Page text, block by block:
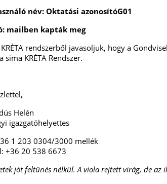
név: Oktatási azonosítóG01
mailben kapták meg
rendszerből javasoljuk, hogy a
sima KRÉTA Rendszer.
Helén
igazgatóhelyettes
1 203 0304/3000 mellék
+36 20 538 6673
jót feltűnés nélkül. A viola rejtett virág, de